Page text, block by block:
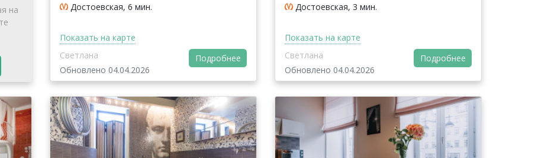
на
Достоевская, 6 мин.
Показать на карте
Светлана
Обновлено 04.04.2026
Подробнее
Достоевская, 3 мин.
Показать на карте
Светлана
Обновлено 04.04.2026
Подробнее